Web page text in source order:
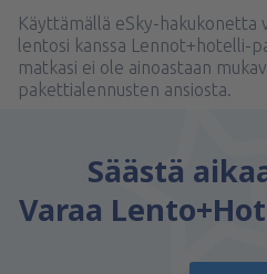
Käyttämällä eSky-hakukonetta
lentosi kanssa Lennot+hotelli-
matkasi ei ole ainoastaan
pakettialennusten ansiosta.
Säästä
Varaa